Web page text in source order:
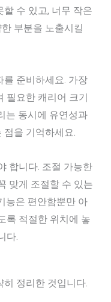
수 있고, 너무 작은
부분을 노출시킬
를 준비하세요. 가장
필요한 캐리어 크기
는 동시에 유연성과
점을 기억하세요.
합니다. 조절 가능한
맞게 조절할 수 있는
능은 편안함뿐만 아
록 적절한 위치에 놓
다.
정리한 것입니다.